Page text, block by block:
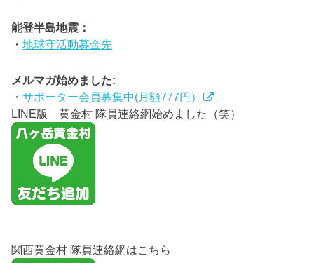
能登半島地震：
・地球守活動募金先
メルマガ始めました:
・サポーター会員募集中(月額777円）
LINE版 黄金村 隊員連絡網始めました（笑）
関西黄金村 隊員連絡網はこちら